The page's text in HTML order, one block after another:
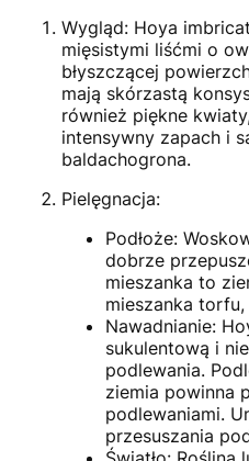
Wygląd: Hoya
mięsistymi liśćmi o
błyszczącej
mają skórzastą
również piękne
intensywny zapach i
baldachogrona.
Pielęgnacja:
Podłoże:
dobrze
mieszanka to
mieszanka
Nawadnianie:
sukulentową i
podlewania.
ziemia powinna
podlewaniami.
przesuszania